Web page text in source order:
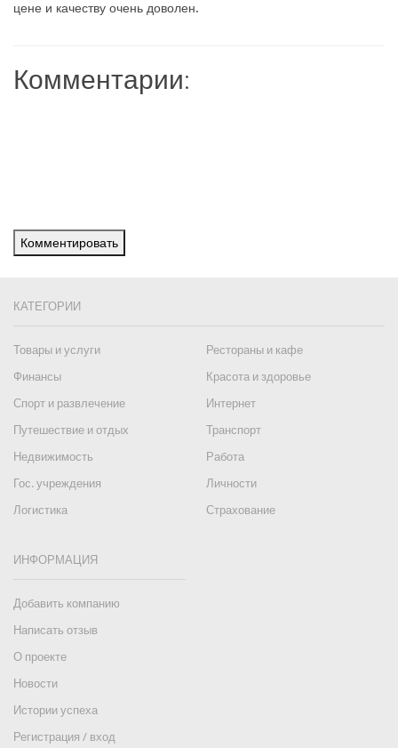
цене и качеству очень доволен.
Комментарии:
Комментировать
КАТЕГОРИИ
Товары и услуги
Рестораны и кафе
Финансы
Красота и здоровье
Спорт и развлечение
Интернет
Путешествие и отдых
Транспорт
Недвижимость
Работа
Гос. учреждения
Личности
Логистика
Страхование
ИНФОРМАЦИЯ
Добавить компанию
Написать отзыв
О проекте
Новости
Истории успеха
Регистрация / вход